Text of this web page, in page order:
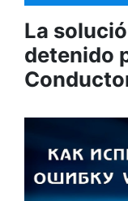
La
detenido